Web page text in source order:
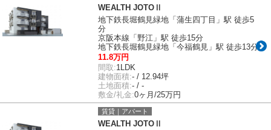
WEALTH JOTOⅡ
地下鉄長堀鶴見緑地「蒲生四丁目」駅 徒歩5
分
京阪本線「野江」駅 徒歩15分
地下鉄長堀鶴見緑地「今福鶴見」駅 徒歩13分
11.8万円
間取:1LDK
建物面積:- / 12.94坪
土地面積:- / -
敷金/礼金:0ヶ月/25万円
賃貸｜アパート
WEALTH JOTOⅡ